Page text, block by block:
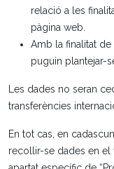
relació a les
pàgina web.
Amb la finalitat
puguin plantejar-
Les dades no seran
transferències
En tot cas, en
recollir-se dades en el